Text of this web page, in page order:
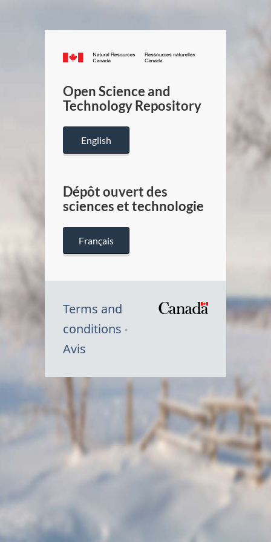
Canada.ca
/
Canada
Open Science and
Technology Repository
English
Dépôt ouvert des
sciences et technologie
Français
Terms and
conditions
Avis
Symbole
Canada